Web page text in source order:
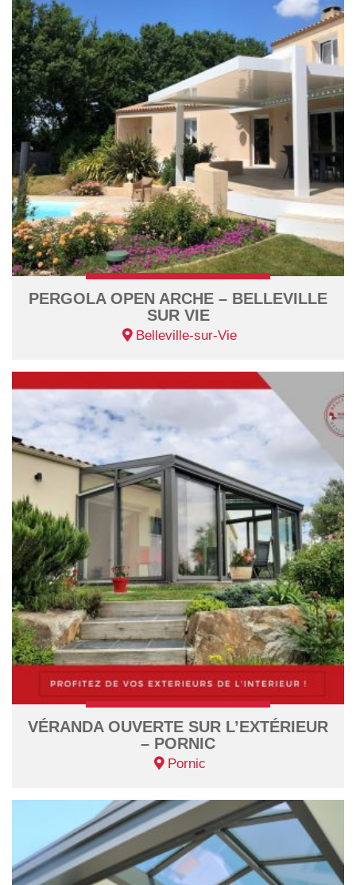
PERGOLA OPEN ARCHE – BELLEVILLE
SUR VIE
Belleville-sur-Vie
VÉRANDA OUVERTE SUR L’EXTÉRIEUR
– PORNIC
Pornic